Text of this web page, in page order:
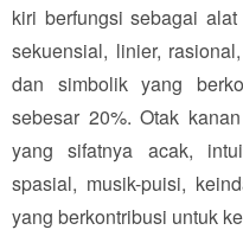
kiri berfungsi sebagai
sekuensial, linier,
dan simbolik yang
sebesar 20%. Otak
yang sifatnya acak,
spasial, musik-puisi,
yang berkontribusi untuk